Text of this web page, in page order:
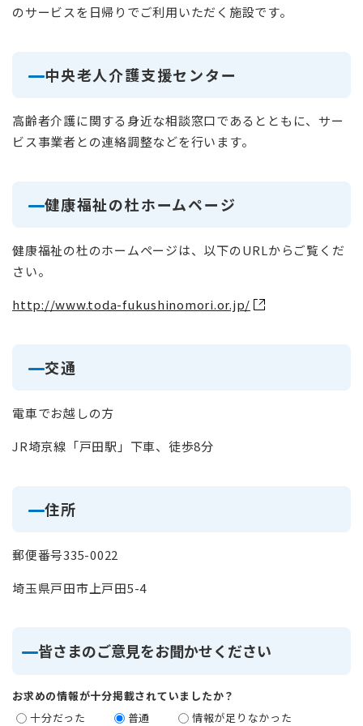
のサービスを日帰りでご利用いただく施設です。
中央老人介護支援センター
高齢者介護に関する身近な相談窓口であるとともに、サー
ビス事業者との連絡調整などを行います。
健康福祉の杜ホームページ
健康福祉の杜のホームページは、以下のURLからご覧くだ
さい。
http://www.toda-fukushinomori.or.jp/
交通
電車でお越しの方
JR埼京線「戸田駅」下車、徒歩8分
住所
郵便番号335-0022
埼玉県戸田市上戸田5-4
皆さまのご意見をお聞かせください
お求めの情報が十分掲載されていましたか？
十分だった
普通 情報が足りなかった